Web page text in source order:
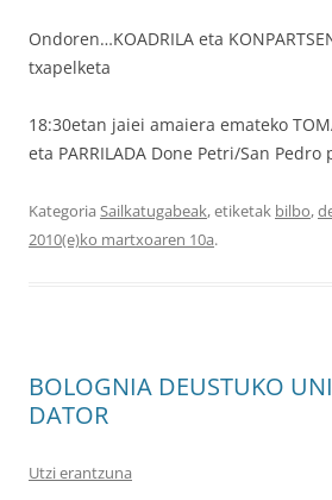
Ondoren…KOADRILA eta
txapelketa
18:30etan jaiei amaiera emateko
eta PARRILADA Done Petri/San
Kategoria Sailkatugabeak, etiketak bilbo,
2010(e)ko martxoaren 10a.
BOLOGNIA DEUSTUKO
DATOR
Utzi erantzuna